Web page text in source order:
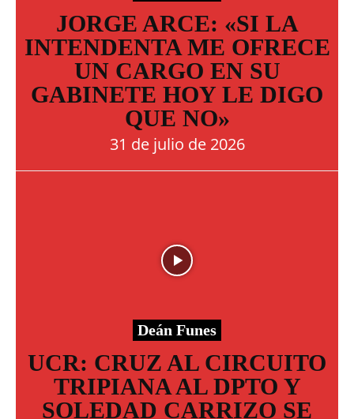
JORGE ARCE: «SI LA
INTENDENTA ME OFRECE
UN CARGO EN SU
GABINETE HOY LE DIGO
QUE NO»
31 de julio de 2026
Deán Funes
UCR: CRUZ AL CIRCUITO
TRIPIANA AL DPTO Y
SOLEDAD CARRIZO SE